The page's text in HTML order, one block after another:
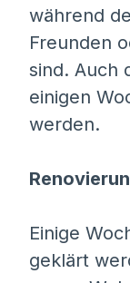
während
Freunden
sind. Auch
einigen
werden.
Einige
geklärt